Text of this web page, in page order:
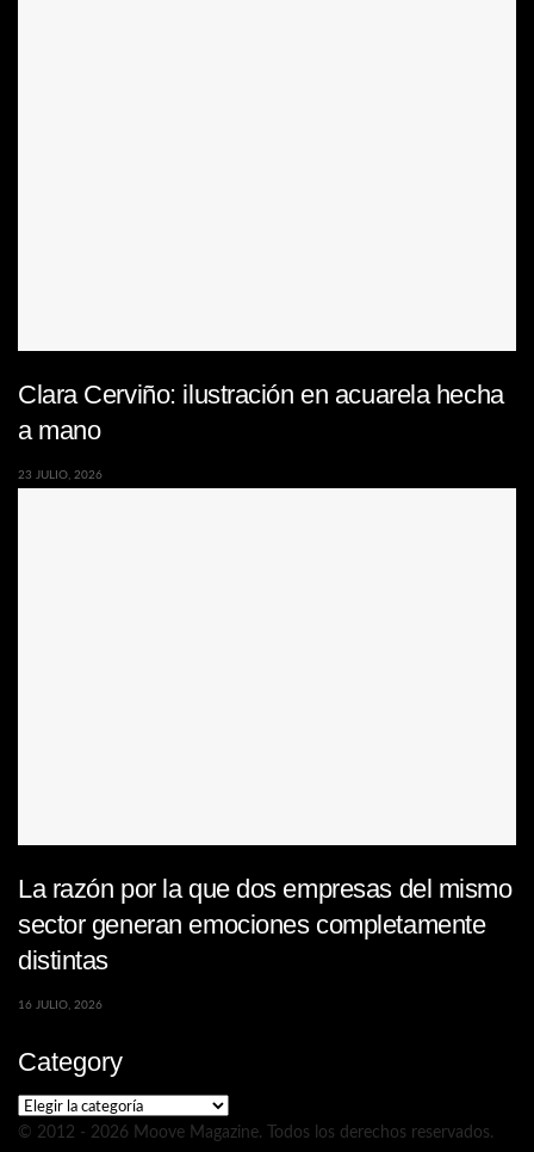
Clara Cerviño: ilustración en acuarela hecha
a mano
23 JULIO, 2026
La razón por la que dos empresas del mismo
sector generan emociones completamente
distintas
16 JULIO, 2026
Category
Category
© 2012 - 2026 Moove Magazine. Todos los derechos reservados.